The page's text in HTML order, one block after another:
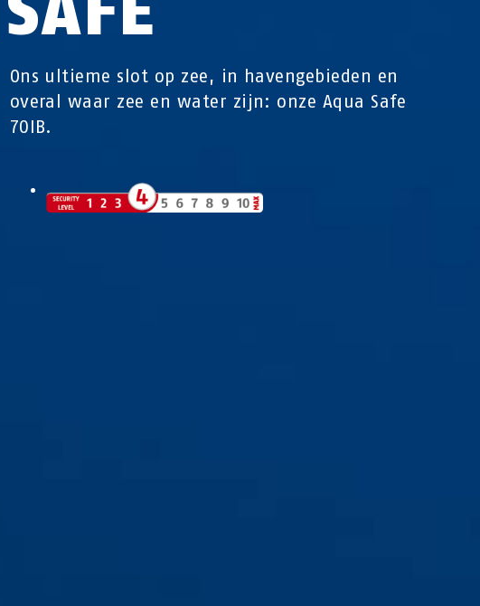
Ons ultieme slot op zee, in havengebieden en
overal waar zee en water zijn: onze Aqua Safe
70IB.